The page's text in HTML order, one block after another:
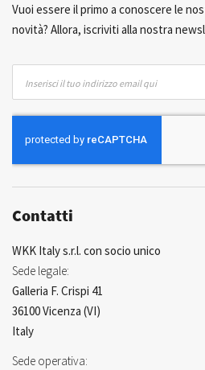
Vuoi essere il primo a conoscere le
novità? Allora, iscriviti alla nostra
nostra
Newsletter:
Contatti
WKK Italy s.r.l. con socio unico
Sede legale:
Galleria F. Crispi 41
36100 Vicenza (VI)
Italy
Sede operativa: